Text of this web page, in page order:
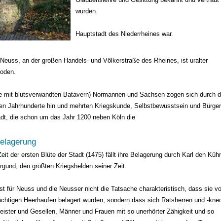
wurden.
Hauptstadt des Niederrheines war.
an der großen Handels- und Völkerstraße des Rheines, ist uralter
mit blutsverwandten Batavern) Normannen und Sachsen zogen sich durch
Jahrhunderte hin und mehrten Kriegskunde, Selbstbewusstsein und
die schon um das Jahr 1200 neben Köln die
der ersten Blüte der Stadt (1475) fällt ihre Belagerung durch Karl den
den größten Kriegshelden seiner Zeit.
für Neuss und die Neusser nicht die Tatsache charakteristisch, dass sie
Heerhaufen belagert wurden, sondern dass sich Ratsherren und -
und Gesellen, Männer und Frauen mit so unerhörter Zähigkeit und so